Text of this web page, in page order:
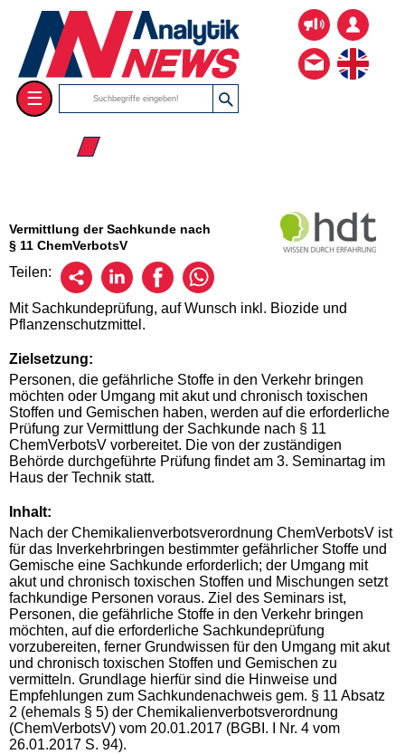
☰
☰ 2026
Vermittlung der Sachkunde nach
§ 11 ChemVerbotsV
Teilen:
Mit Sachkundeprüfung, auf Wunsch inkl. Biozide und
Pflanzenschutzmittel.
Zielsetzung:
Personen, die gefährliche Stoffe in den Verkehr bringen
möchten oder Umgang mit akut und chronisch toxischen
Stoffen und Gemischen haben, werden auf die erforderliche
Prüfung zur Vermittlung der Sachkunde nach § 11
ChemVerbotsV vorbereitet. Die von der zuständigen
Behörde durchgeführte Prüfung findet am 3. Seminartag im
Haus der Technik statt.
Inhalt:
Nach der Chemikalienverbotsverordnung ChemVerbotsV ist
für das Inverkehrbringen bestimmter gefährlicher Stoffe und
Gemische eine Sachkunde erforderlich; der Umgang mit
akut und chronisch toxischen Stoffen und Mischungen setzt
fachkundige Personen voraus. Ziel des Seminars ist,
Personen, die gefährliche Stoffe in den Verkehr bringen
möchten, auf die erforderliche Sachkundeprüfung
vorzubereiten, ferner Grundwissen für den Umgang mit akut
und chronisch toxischen Stoffen und Gemischen zu
vermitteln. Grundlage hierfür sind die Hinweise und
Empfehlungen zum Sachkundenachweis gem. § 11 Absatz
2 (ehemals § 5) der Chemikalienverbotsverordnung
(ChemVerbotsV) vom 20.01.2017 (BGBI. I Nr. 4 vom
26.01.2017 S. 94).